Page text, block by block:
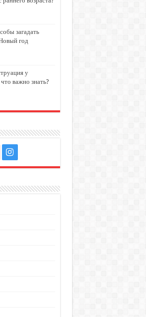
загадать
год
у
важно знать?